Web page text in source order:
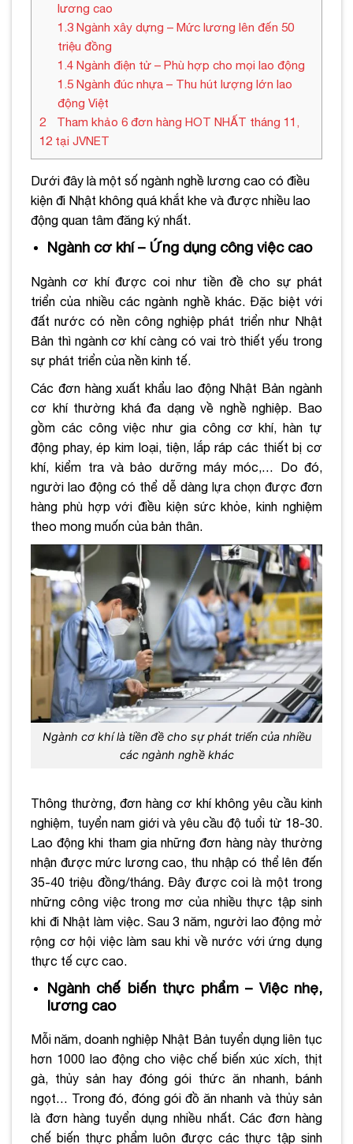
lương cao
1.3Ngành xây dựng – Mức lương lên đến 50
triệu đồng
1.4Ngành điện tử – Phù hợp cho mọi lao động
1.5Ngành đúc nhựa – Thu hút lượng lớn lao
động Việt
2
Tham khảo 6 đơn hàng HOT NHẤT tháng 11,
12 tại JVNET
Dưới đây là một số ngành nghề lương cao có điều
kiện đi Nhật không quá khắt khe và được nhiều lao
động quan tâm đăng ký nhất.
Ngành cơ khí – Ứng dụng công việc cao
Ngành cơ khí được coi như tiền đề cho sự phát
triển của nhiều các ngành nghề khác. Đặc biệt với
đất nước có nền công nghiệp phát triển như Nhật
Bản thì ngành cơ khí càng có vai trò thiết yếu trong
sự phát triển của nền kinh tế.
Các đơn hàng xuất khẩu lao động Nhật Bản ngành
cơ khí thường khá đa dạng về nghề nghiệp. Bao
gồm các công việc như gia công cơ khí, hàn tự
động phay, ép kim loại, tiện, lắp ráp các thiết bị cơ
khí, kiểm tra và bảo dưỡng máy móc,… Do đó,
người lao động có thể dễ dàng lựa chọn được đơn
hàng phù hợp với điều kiện sức khỏe, kinh nghiệm
theo mong muốn của bản thân.
Ngành cơ khí là tiền đề cho sự phát triển của nhiều
các ngành nghề khác
Thông thường, đơn hàng cơ khí không yêu cầu kinh
nghiệm, tuyển nam giới và yêu cầu độ tuổi từ 18-30.
Lao động khi tham gia những đơn hàng này thường
nhận được mức lương cao, thu nhập có thể lên đến
35-40 triệu đồng/tháng. Đây được coi là một trong
những công việc trong mơ của nhiều thực tập sinh
khi đi Nhật làm việc. Sau 3 năm, người lao động mở
rộng cơ hội việc làm sau khi về nước với ứng dụng
thực tế cực cao.
Ngành chế biến thực phẩm – Việc nhẹ,
lương cao
Mỗi năm, doanh nghiệp Nhật Bản tuyển dụng liên tục
hơn 1000 lao động cho việc chế biến xúc xích, thịt
gà, thủy sản hay đóng gói thức ăn nhanh, bánh
ngọt… Trong đó, đóng gói đồ ăn nhanh và thủy sản
là đơn hàng tuyển dụng nhiều nhất. Các đơn hàng
chế biến thực phẩm luôn được các thực tập sinh